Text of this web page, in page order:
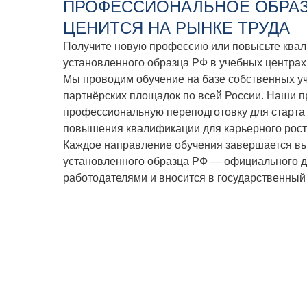
ПРОФЕССИОНАЛЬНОЕ
ЦЕНИТСЯ НА РЫНКЕ ТРУДА
Получите новую профессию или повысьте
установленного образца РФ в учебных
Мы проводим обучение на базе собственных
партнёрских площадок по всей России. Наши
профессиональную переподготовку для
повышения квалификации для карьерного
Каждое направление обучения завершается
установленного образца РФ — официального
работодателями и вносится в